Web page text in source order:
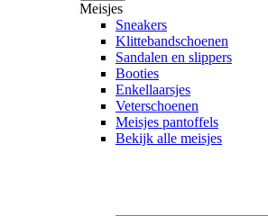
Meisjes
Sneakers
Klittebandschoenen
Sandalen en slippers
Booties
Enkellaarsjes
Veterschoenen
Meisjes pantoffels
Bekijk alle meisjes